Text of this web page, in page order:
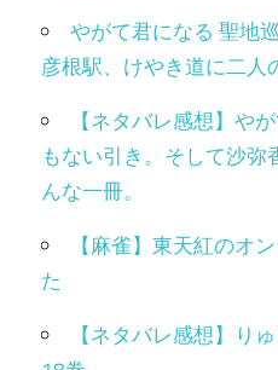
やがて君になる 聖地
彦根駅、けやき道に二人
【ネタバレ感想】や
もない引き。そして沙
んな一冊。
【麻雀】東天紅のオ
た
【ネタバレ感想】り